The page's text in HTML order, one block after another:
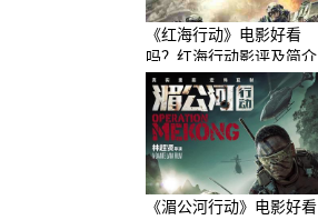
《红海行动》电影好看
吗？红海行动影评及简介
《湄公河行动》电影好看